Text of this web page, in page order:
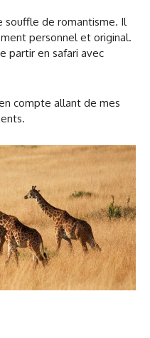
souffle de romantisme. Il
personnel et original.
partir en safari avec
compte allant de mes